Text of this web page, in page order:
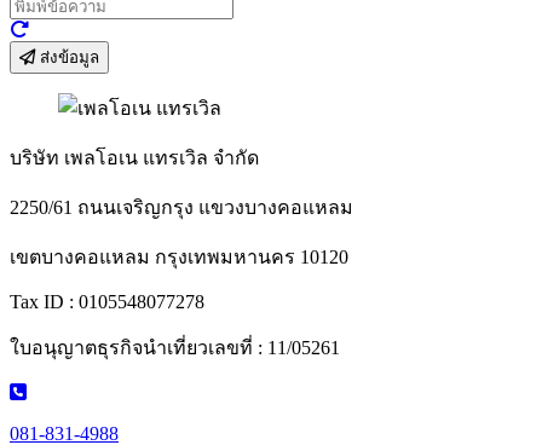
ส่งข้อมูล
บริษัท เพลโอเน แทรเวิล จำกัด
2250/61 ถนนเจริญกรุง แขวงบางคอแหลม
เขตบางคอแหลม กรุงเทพมหานคร 10120
Tax ID : 0105548077278
ใบอนุญาตธุรกิจนำเที่ยวเลขที่ : 11/05261
081-831-4988